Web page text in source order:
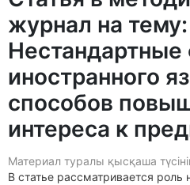
журнал на тему:
иностранного
способов
интереса к
Материал туралы қысқаша
В статье рассматривается